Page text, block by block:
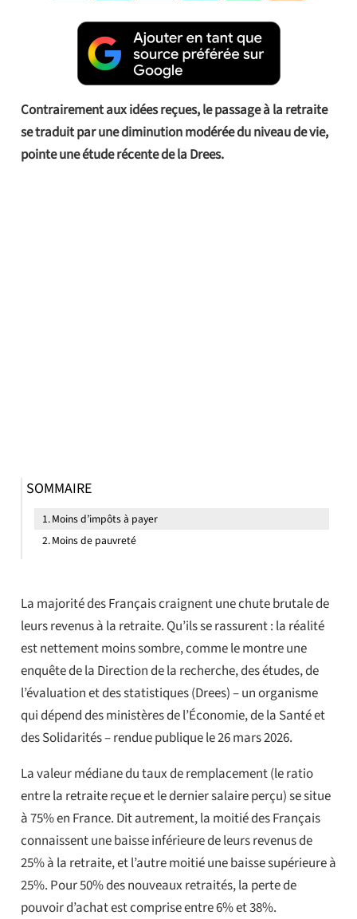
Contrairement aux idées reçues, le passage à la retraite
se traduit par une diminution modérée du niveau de vie,
pointe une étude récente de la Drees.
La majorité des Français craignent une chute brutale de
leurs revenus à la retraite. Qu’ils se rassurent : la réalité
est nettement moins sombre, comme le montre une
enquête de la Direction de la recherche, des études, de
l’évaluation et des statistiques (Drees) – un organisme
qui dépend des ministères de l’Économie, de la Santé et
des Solidarités – rendue publique le 26 mars 2026.
La valeur médiane du taux de remplacement (le ratio
entre la retraite reçue et le dernier salaire perçu) se situe
à 75% en France. Dit autrement, la moitié des Français
connaissent une baisse inférieure de leurs revenus de
25% à la retraite, et l’autre moitié une baisse supérieure à
25%. Pour 50% des nouveaux retraités, la perte de
pouvoir d’achat est comprise entre 6% et 38%.
SOMMAIRE
Moins d’impôts à payer
Moins de pauvreté